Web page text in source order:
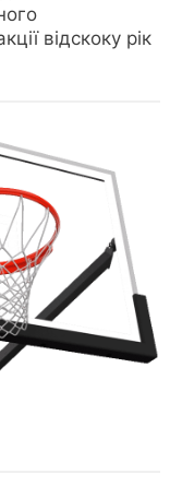
відскоку рік